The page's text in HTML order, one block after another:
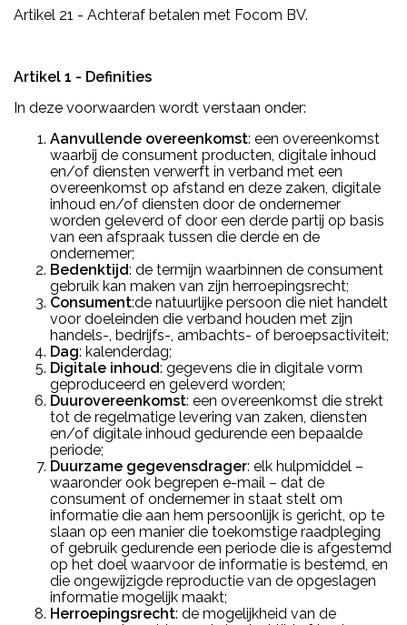
Artikel 21 - Achteraf betalen met Focom BV.
Artikel 1 - Definities
In deze voorwaarden wordt verstaan onder:
Aanvullende overeenkomst: een overeenkomst
waarbij de consument producten, digitale inhoud
en/of diensten verwerft in verband met een
overeenkomst op afstand en deze zaken, digitale
inhoud en/of diensten door de ondernemer
worden geleverd of door een derde partij op basis
van een afspraak tussen die derde en de
ondernemer;
Bedenktijd: de termijn waarbinnen de consument
gebruik kan maken van zijn herroepingsrecht;
Consument:de natuurlijke persoon die niet handelt
voor doeleinden die verband houden met zijn
handels-, bedrijfs-, ambachts- of beroepsactiviteit;
Dag: kalenderdag;
Digitale inhoud: gegevens die in digitale vorm
geproduceerd en geleverd worden;
Duurovereenkomst: een overeenkomst die strekt
tot de regelmatige levering van zaken, diensten
en/of digitale inhoud gedurende een bepaalde
periode;
Duurzame gegevensdrager: elk hulpmiddel –
waaronder ook begrepen e-mail – dat de
consument of ondernemer in staat stelt om
informatie die aan hem persoonlijk is gericht, op te
slaan op een manier die toekomstige raadpleging
of gebruik gedurende een periode die is afgestemd
op het doel waarvoor de informatie is bestemd, en
die ongewijzigde reproductie van de opgeslagen
informatie mogelijk maakt;
Herroepingsrecht: de mogelijkheid van de